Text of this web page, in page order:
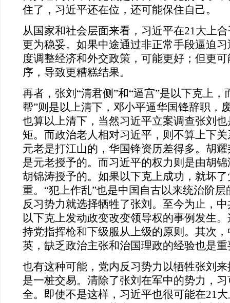
住了，习近平还在位，还可能保住自己。
从国家和社会层面来看，习近平在21大上
更为稳妥。如果中途通过非正常手段逼迫
度调整经济和外交政策，可能更好；但更
序，导致更糟糕结果。
再者，张刘“清君侧”和“逼宫”是以下克上，
帮”则是以上清下，邓小平逼华国锋辞职，
也算以上清下，当然习近平立案调查张刘
矩。而政治老人相对习近平，则不算上下
元老是打江山的，华国锋资历差得多。胡
是元老授予的。而习近平的权力则是由胡
胡锦涛授予的。如果以下克上成功，就坏
重。“犯上作乱”也是中国自古以来统治阶
反习势力就选择牺牲了张刘。至今为止，
以下克上发动政变改变领导权的事例发生
持党指挥枪和下级服从上级的原则。其次
英，缺乏政治主张和治国理政的经验也是
也有这种可能，党内反习势力以牺牲张刘
是一桩交易。清除了张刘在军中的势力，
全。即使不是这样，习近平也很可能在21